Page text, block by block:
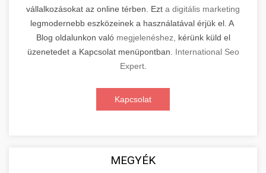
vállalkozásokat az online térben. Ezt a digitális marketing
legmodernebb eszközeinek a használatával érjük el. A
Blog oldalunkon való megjelenéshez,
kérünk küld el
üzenetedet a Kapcsolat menüpontban. International Seo
Expert.
Kapcsolat
MEGYÉK